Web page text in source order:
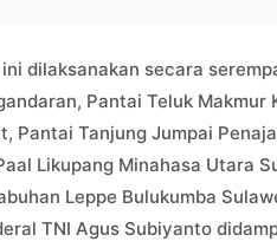
dilaksanakan secara
Pantai Teluk Makmur
Pantai Tanjung Jumpai
Likupang Minahasa Utara
Leppe Bulukumba
TNI Agus Subiyanto